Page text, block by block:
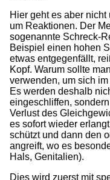
Hier geht es aber
um Reaktionen. Der
sogenannte Schreck-
Beispiel einen hohen
etwas entgegenfällt,
Kopf. Warum sollte
verwenden, um sich
Es werden deshalb
eingeschliffen,
Verlust des
es sofort wieder
schützt und dann den
angreift, wo es
Hals, Genitalien).
Dies wird zuerst mit